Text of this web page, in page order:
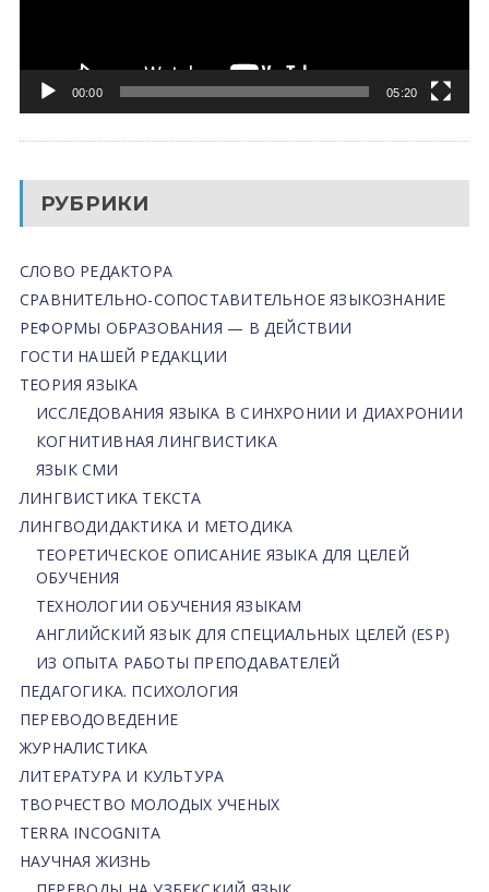
00:00 05:20
РУБРИКИ
СЛОВО РЕДАКТОРА
СРАВНИТЕЛЬНО-СОПОСТАВИТЕЛЬНОЕ ЯЗЫКОЗНАНИЕ
РЕФОРМЫ ОБРАЗОВАНИЯ — В ДЕЙСТВИИ
ГОСТИ НАШЕЙ РЕДАКЦИИ
ТЕОРИЯ ЯЗЫКА
ИССЛЕДОВАНИЯ ЯЗЫКА В СИНХРОНИИ И ДИАХРОНИИ
КОГНИТИВНАЯ ЛИНГВИСТИКА
ЯЗЫК СМИ
ЛИНГВИСТИКА ТЕКСТА
ЛИНГВОДИДАКТИКА И МЕТОДИКА
ТЕОРЕТИЧЕСКОЕ ОПИСАНИЕ ЯЗЫКА ДЛЯ ЦЕЛЕЙ
ОБУЧЕНИЯ
ТЕХНОЛОГИИ ОБУЧЕНИЯ ЯЗЫКАМ
АНГЛИЙСКИЙ ЯЗЫК ДЛЯ СПЕЦИАЛЬНЫХ ЦЕЛЕЙ (ESP)
ИЗ ОПЫТА РАБОТЫ ПРЕПОДАВАТЕЛЕЙ
ПЕДАГОГИКА. ПСИХОЛОГИЯ
ПЕРЕВОДОВЕДЕНИЕ
ЖУРНАЛИСТИКА
ЛИТЕРАТУРА И КУЛЬТУРА
ТВОРЧЕСТВО МОЛОДЫХ УЧЕНЫХ
TERRA INCOGNITA
НАУЧНАЯ ЖИЗНЬ